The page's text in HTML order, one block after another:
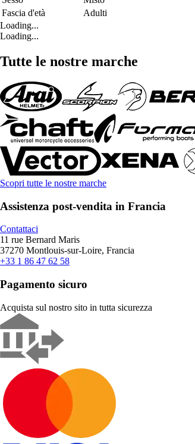
Fascia d'età
Adulti
Loading...
Loading...
Tutte le nostre marche
Scopri tutte le nostre marche
Assistenza post-vendita in Francia
Contattaci
11 rue Bernard Maris
37270 Montlouis-sur-Loire, Francia
+33 1 86 47 62 58
Pagamento sicuro
Acquista sul nostro sito in tutta sicurezza